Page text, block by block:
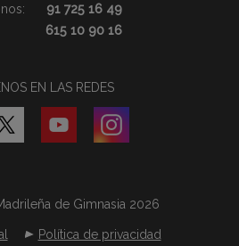
91 725 16 49
615 10 90 16
EN LAS REDES
de Gimnasia 2026
Política de privacidad